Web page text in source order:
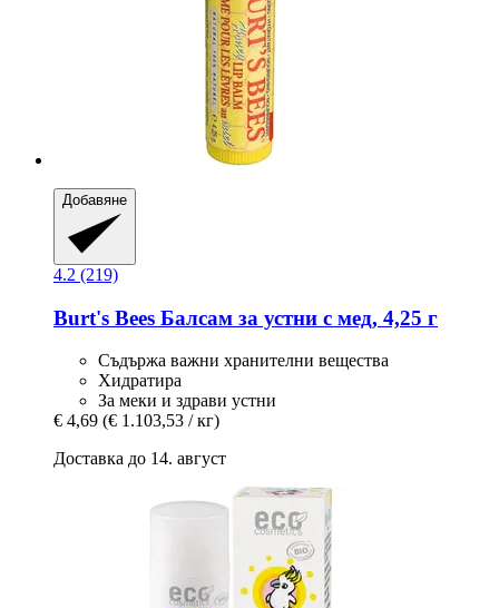
Добавяне
4.2 (219)
Burt's Bees Балсам за устни с мед, 4,25 г
Съдържа важни хранителни вещества
Хидратира
За меки и здрави устни
€ 4,69 (€ 1.103,53 / кг)
Доставка до 14. август